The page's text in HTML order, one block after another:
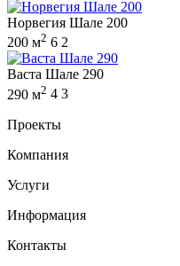
Норвегия Шале 200
200 м2 6 2
Васта Шале 290
290 м2 4 3
Проекты
Компания
Услуги
Информация
Контакты